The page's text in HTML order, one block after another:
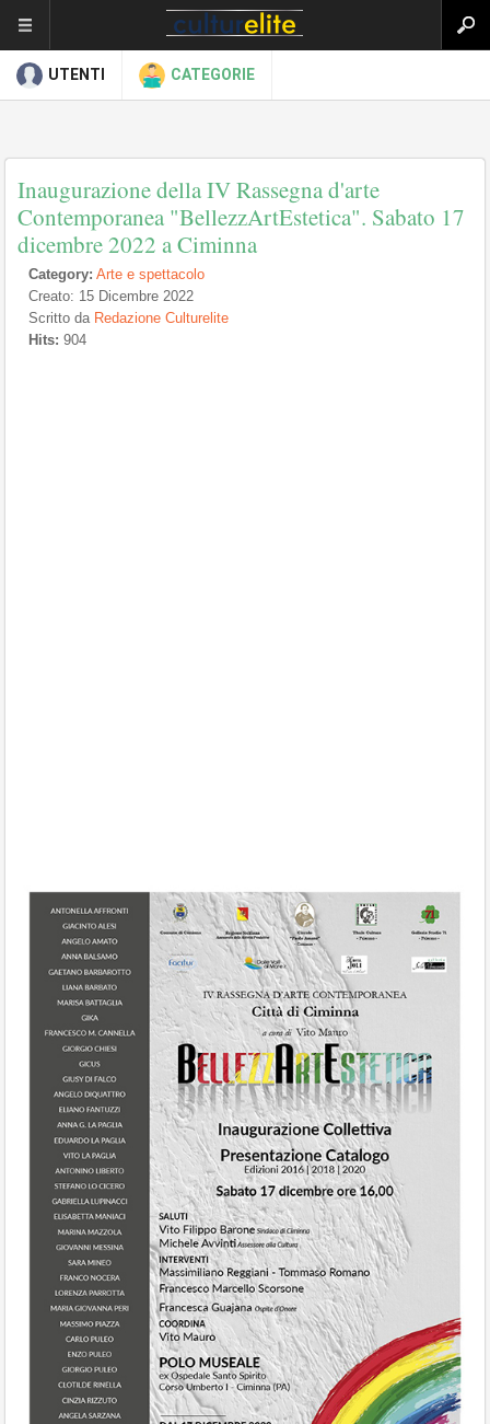
UTENTI CATEGORIE
Inaugurazione della IV Rassegna d'arte
Contemporanea "BellezzArtEstetica". Sabato 17
dicembre 2022 a Ciminna
Category: Arte e spettacolo
Creato: 15 Dicembre 2022
Scritto da Redazione Culturelite
Hits: 904